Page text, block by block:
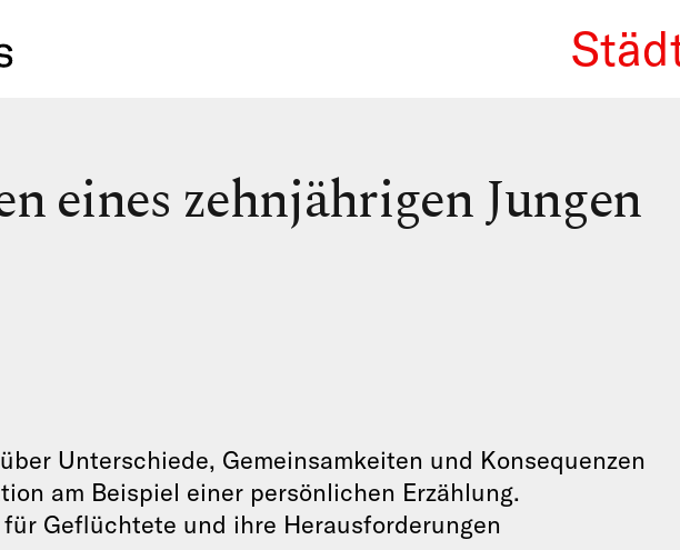
We
eines zehnjährigen Jungen
Unterschiede, Gemeinsamkeiten und Konsequenzen
am Beispiel einer persönlichen Erzählung.
Geflüchtete und ihre Herausforderungen